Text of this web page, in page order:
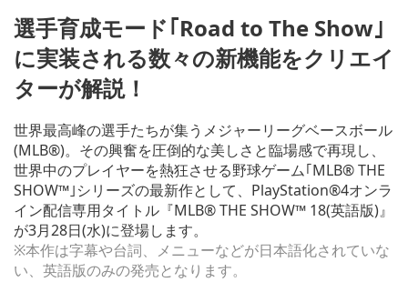
選手育成モード｢Road to The Show｣
に実装される数々の新機能をクリエイ
ターが解説！
世界最高峰の選手たちが集うメジャーリーグベースボール
(MLB®)。その興奮を圧倒的な美しさと臨場感で再現し、
世界中のプレイヤーを熱狂させる野球ゲーム｢MLB® THE
SHOW™｣シリーズの最新作として、PlayStation®4オンラ
イン配信専用タイトル『MLB® THE SHOW™ 18(英語版)』
が3月28日(水)に登場します。
※本作は字幕や台詞、メニューなどが日本語化されていな
い、英語版のみの発売となります。